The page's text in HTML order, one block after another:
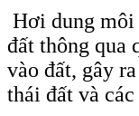
Hơi dung môi
đất thông qua
vào đất, gây
thái đất và